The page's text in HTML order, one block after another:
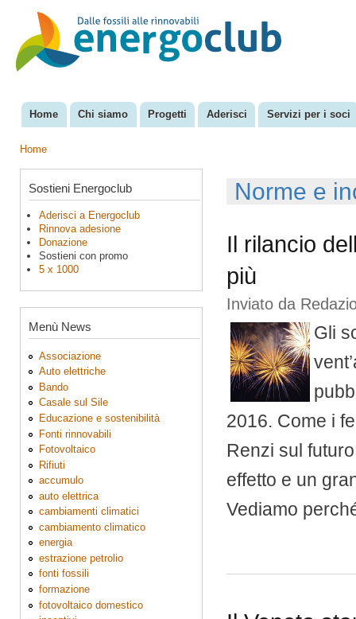
EnergoClub
per la
riconversione
del sistema
Menu principale
Home Chi siamo Progetti Aderisci Servizi per i soci
Home
Sostieni Energoclub
Aderisci a Energoclub
Rinnova adesione
Donazione
Sostieni con promo
5 x 1000
Menù News
Associazione
Auto elettriche
Bando
Casale sul Sile
Educazione e sostenibilità
Fonti rinnovabili
Fotovoltaico
Rifiuti
accumulo
auto elettrica
cambiamenti climatici
cambiamento climatico
energia
estrazione petrolio
fonti fossili
formazione
fotovoltaico domestico
Norme e
Il rilancio
più
Inviato da
Gli
2016. Come i
Renzi sul
effetto e un
Vediamo